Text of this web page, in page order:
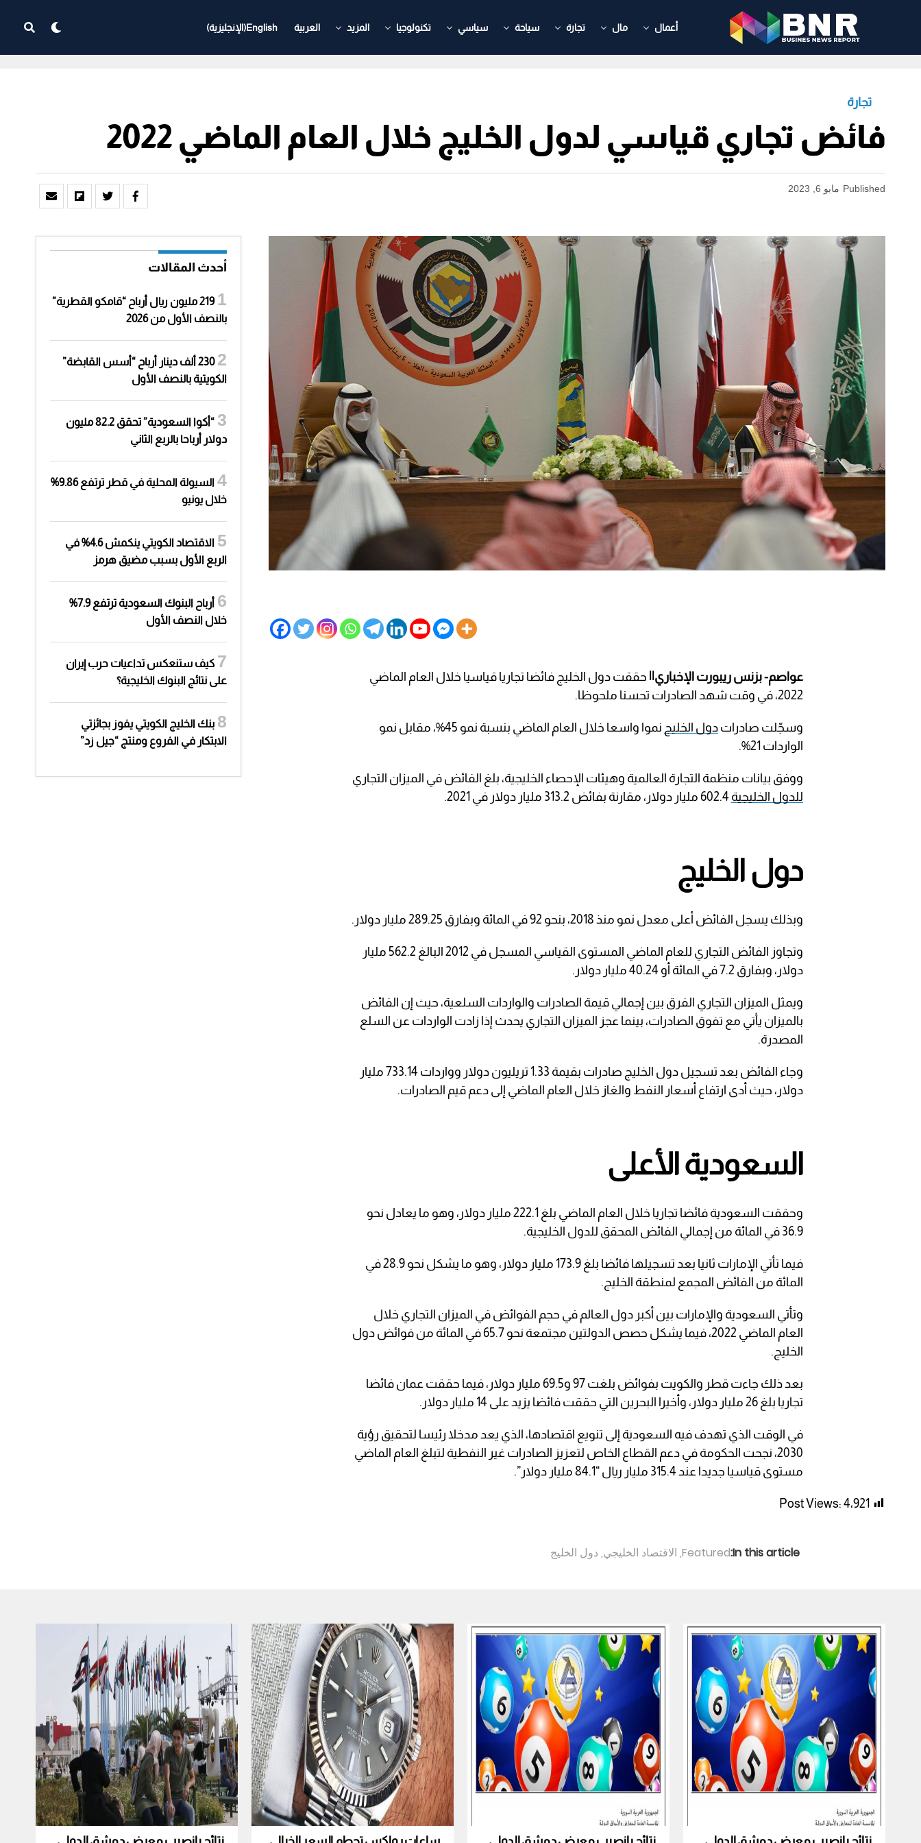
أعمال مال تجارة سياحة سياسي تكنولوجيا المزيد العربية English
(الإنجليزية)
تجارة
فائض تجاري قياسي لدول الخليج خلال العام الماضي 2022
Published مايو 6, 2023
عواصم- بزنس ريبورت الإخباري|| حققت دول الخليج فائضا تجاريا قياسيا خلال العام الماضي
2022، في وقت شهد الصادرات تحسنا ملحوظا.
وسجّلت صادرات دول الخليج
نموا واسعا خلال العام الماضي بنسبة نمو 45%، مقابل نمو
الواردات 21%.
ووفق بيانات منظمة التجارة العالمية وهيئات الإحصاء الخليجية، بلغ الفائض في الميزان التجاري
للدول الخليجية
دول الخليج
وبذلك يسجل الفائض أعلى معدل نمو منذ 2018، بنحو 92 في المائة وبفارق 289.25 مليار دولار.
وتجاوز الفائض التجاري للعام الماضي المستوى القياسي المسجل في 2012 البالغ 562.2 مليار
دولار، وبفارق 7.2 في المائة أو 40.24 مليار دولار.
ويمثل الميزان التجاري الفرق بين إجمالي قيمة الصادرات والواردات السلعية، حيث إن الفائض
بالميزان يأتي مع تفوق الصادرات، بينما عجز الميزان التجاري يحدث إذا زادت الواردات عن السلع
المصدرة.
وجاء الفائض بعد تسجيل دول الخليج صادرات بقيمة 1.33 تريليون دولار وواردات 733.14 مليار
دولار، حيث أدى ارتفاع أسعار النفط والغاز خلال العام الماضي إلى دعم قيم الصادرات.
السعودية الأعلى
وحققت السعودية فائضا تجاريا خلال العام الماضي بلغ 222.1 مليار دولار، وهو ما يعادل نحو
36.9 في المائة من إجمالي الفائض المحقق للدول الخليجية.
فيما تأتي الإمارات ثانيا بعد تسجيلها فائضا بلغ 173.9 مليار دولار، وهو ما يشكل نحو 28.9 في
المائة من الفائض المجمع لمنطقة الخليج.
وتأتي السعودية والإمارات بين أكبر دول العالم في حجم الفوائض في الميزان التجاري خلال
العام الماضي 2022، فيما يشكل حصص الدولتين مجتمعة نحو 65.7 في المائة من فوائض دول
الخليج.
بعد ذلك جاءت قطر والكويت بفوائض بلغت 97 و69.5 مليار دولار، فيما حققت عمان فائضا
تجاريا بلغ 26 مليار دولار، وأخيرا البحرين التي حققت فائضا يزيد على 14 مليار دولار.
في الوقت الذي تهدف فيه السعودية إلى تنويع اقتصادها، الذي يعد مدخلا رئيسا لتحقيق رؤية
2030، نجحت الحكومة في دعم القطاع الخاص لتعزيز الصادرات غير النفطية لتبلغ العام الماضي
مستوى قياسيا جديدا عند 315.4 مليار ريال “84.1 مليار دولار”.
Post Views: 4٬921
In this article:
Featured
, الاقتصاد الخليجي, دول الخليج
أحدث المقالات
219 مليون ريال أرباح “قامكو القطرية”
بالنصف الأول من 2026
230 ألف دينار أرباح “أسس القابضة”
الكويتية بالنصف الأول
“أكوا السعودية” تحقق 82.2 مليون
دولار أرباحا بالربع الثاني
السيولة المحلية في قطر ترتفع 9.86%
خلال يونيو
الاقتصاد الكويتي ينكمش 4.6% في
الربع الأول بسبب مضيق هرمز
أرباح البنوك السعودية ترتفع 7.9%
خلال النصف الأول
كيف ستنعكس تداعيات حرب إيران
على نتائج البنوك الخليجية؟
بنك الخليج الكويتي يفوز بجائزتي
الابتكار في الفروع ومنتج “جيل زد”